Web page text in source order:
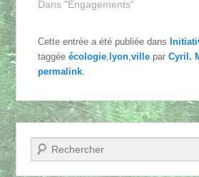
Dans "Engagements"
Cette entrée a été publiée dans
taggéeécologie lyon ,ville parCyril.
permalink
Recherche